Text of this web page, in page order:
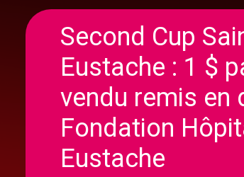
Second Cup
Eustache : 1 $
vendu remis en
Fondation
Eustache